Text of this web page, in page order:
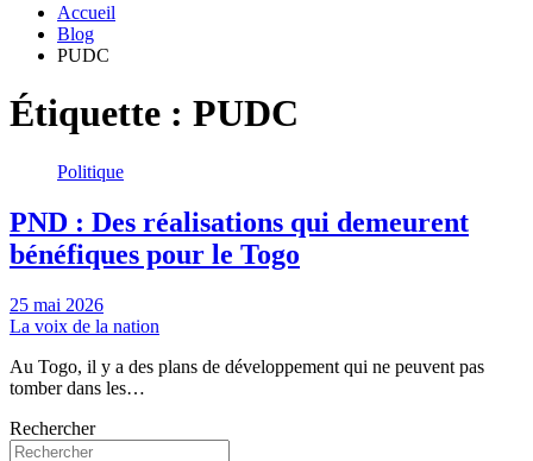
Accueil
Blog
PUDC
Étiquette : PUDC
Politique
PND : Des réalisations qui demeurent
bénéfiques pour le Togo
25 mai 2026
La voix de la nation
Au Togo, il y a des plans de développement qui ne peuvent pas
tomber dans les…
Rechercher